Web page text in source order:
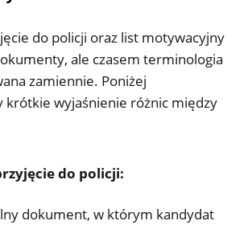
do policji oraz list motywacyjny
ale czasem terminologia
zamiennie. Poniżej
krótkie wyjaśnienie różnic między
do policji:
dokument, w którym kandydat